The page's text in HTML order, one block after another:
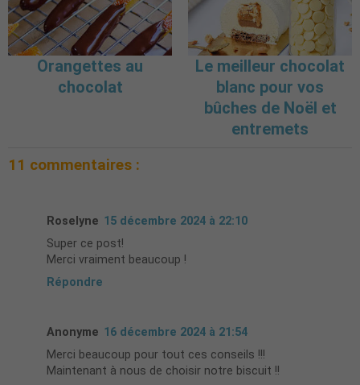
Orangettes au
chocolat
Le meilleur chocolat
blanc pour vos
bûches de Noël et
entremets
11 commentaires :
Roselyne 15 décembre 2024 à 22:10
Super ce post!
Merci vraiment beaucoup !
Répondre
Anonyme 16 décembre 2024 à 21:54
Merci beaucoup pour tout ces conseils !!!
Maintenant à nous de choisir notre biscuit !!